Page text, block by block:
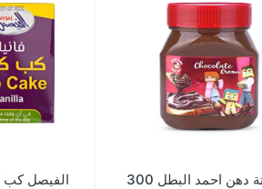
شوكلاتة دهن احمد البطل 300